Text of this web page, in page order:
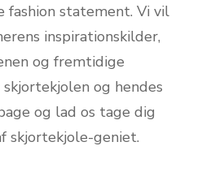
statement. Vi vil
inspirationskilder,
og fremtidige
og hendes
og lad os tage dig
skjortekjole-geniet.